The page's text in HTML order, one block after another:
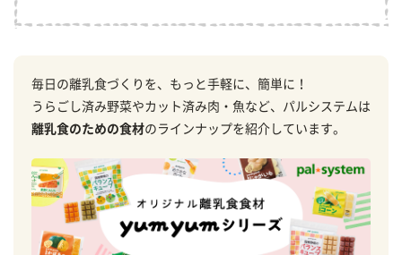
毎日の離乳食づくりを、もっと手軽に、簡単に！
うらごし済み野菜やカット済み肉・魚など、パルシステムは
離乳食のための食材のラインナップを紹介しています。